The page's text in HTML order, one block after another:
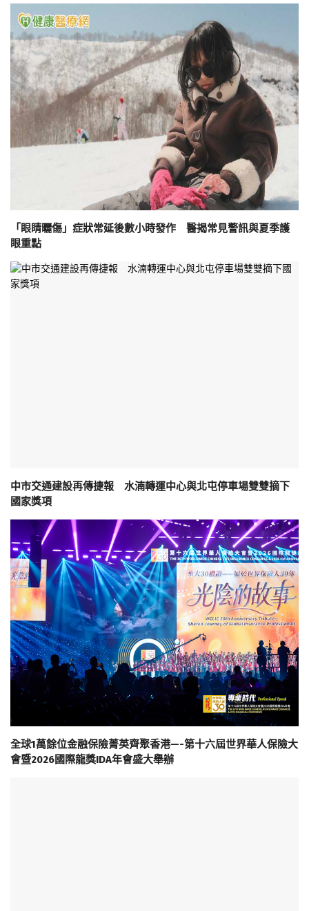
「眼睛曬傷」症狀常延後數小時發作 醫揭常見警訊與夏季護
眼重點
中市交通建設再傳捷報 水湳轉運中心與北屯停車場雙雙摘下
國家獎項
全球1萬餘位金融保險菁英齊聚香港—-第十六屆世界華人保險大
會暨2026國際龍獎IDA年會盛大舉辦